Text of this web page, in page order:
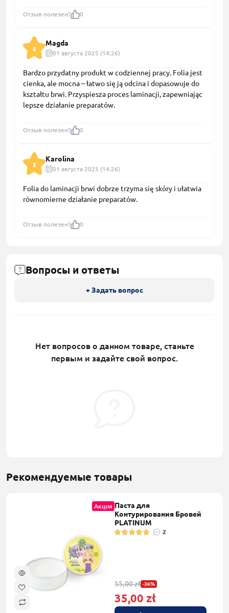
Отзыв полезен? 0
5
Magda
01 августа 2025 (14:26)
Bardzo przydatny produkt w codziennej pracy. Folia jest
cienka, ale mocna – łatwo się ją odcina i dopasowuje do
kształtu brwi. Przyspiesza proces laminacji, zapewniając
lepsze działanie preparatów.
Отзыв полезен? 0
5
Karolina
01 августа 2025 (14:26)
Folia do laminacji brwi dobrze trzyma się skóry i ułatwia
równomierne działanie preparatów.
Отзыв полезен? 0
Вопросы и ответы
+ Задать вопрос
Нет вопросов о данном товаре, станьте
первым и задайте свой вопрос.
Рекомендуемые товары
Акция Паста для
Контурирования Бровей
PLATINUM
2
55,00 zł -36%
35,00 zł